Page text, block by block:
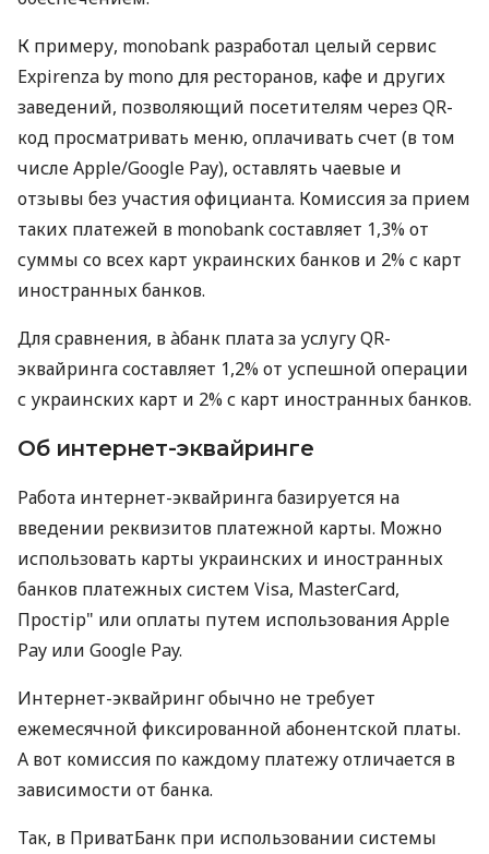
К примеру, monobank разработал целый сервис
Expirenza by mono для ресторанов, кафе и других
заведений, позволяющий посетителям через QR-
код просматривать меню, оплачивать счет (в том
числе Apple/Google Pay), оставлять чаевые и
отзывы без участия официанта. Комиссия за прием
таких платежей в monobank составляет 1,3% от
суммы со всех карт украинских банков и 2% с карт
иностранных банков.
Для сравнения, в àбанк плата за услугу QR-
эквайринга составляет 1,2% от успешной операции
с украинских карт и 2% с карт иностранных банков.
Об интернет-эквайринге
Работа интернет-эквайринга базируется на
введении реквизитов платежной карты. Можно
использовать карты украинских и иностранных
банков платежных систем Visa, MasterCard,
Простір" или оплаты путем использования Apple
Pay или Google Pay.
Интернет-эквайринг обычно не требует
ежемесячной фиксированной абонентской платы.
А вот комиссия по каждому платежу отличается в
зависимости от банка.
Так, в ПриватБанк при использовании системы